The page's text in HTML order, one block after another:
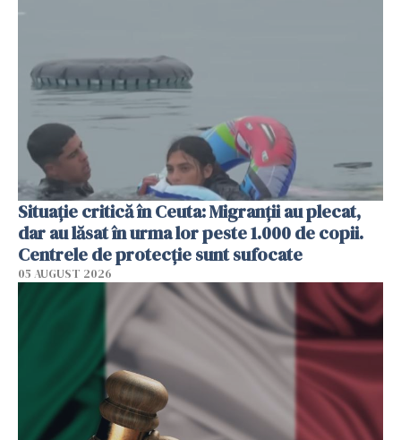
Situație critică în Ceuta: Migranții au plecat,
dar au lăsat în urma lor peste 1.000 de copii.
Centrele de protecție sunt sufocate
05 AUGUST 2026